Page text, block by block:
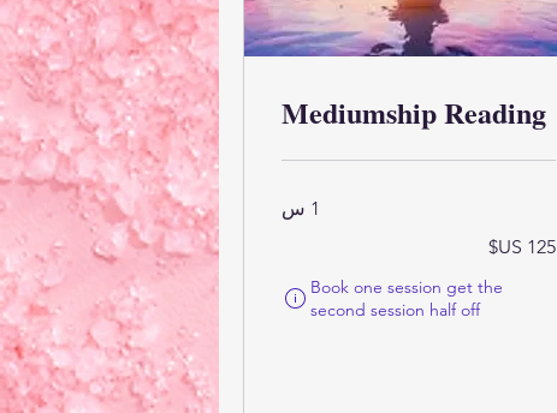
Mediumship Reading
1 س
دولار
Book one session get the
second session half off
تُحسب أهلية الطلب وسعره النهائي عند إتمام عملية